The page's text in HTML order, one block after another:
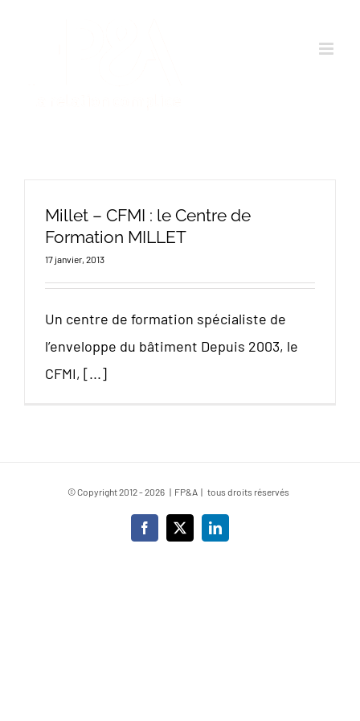
Millet – CFMI : le Centre de
Formation MILLET
17 janvier, 2013
Un centre de formation spécialiste de
l’enveloppe du bâtiment Depuis 2003, le
CFMI, [...]
© Copyright 2012 -2026 | FP&A | tous droits réservés
Facebook
X LinkedIn